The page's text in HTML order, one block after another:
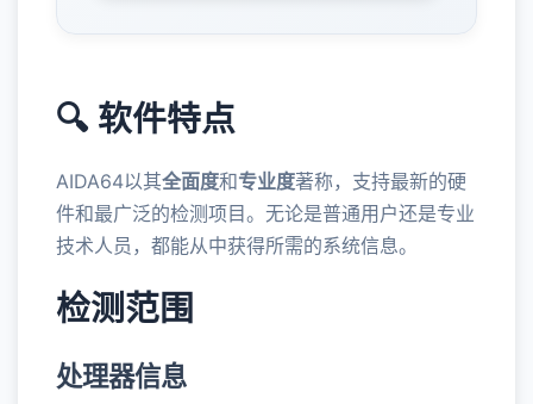
🔍 软件特点
AIDA64以其全面度和专业度著称，支持最新的硬
件和最广泛的检测项目。无论是普通用户还是专业
技术人员，都能从中获得所需的系统信息。
检测范围
处理器信息